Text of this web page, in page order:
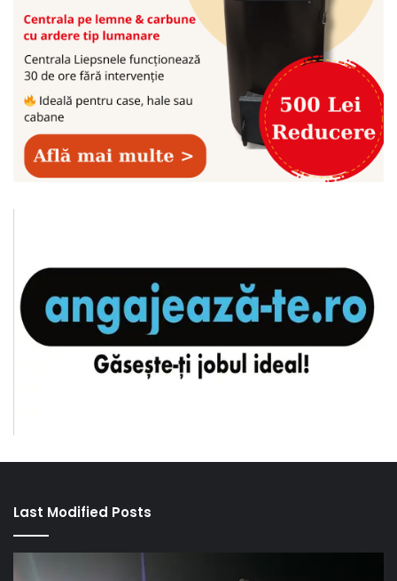
Last Modified Posts